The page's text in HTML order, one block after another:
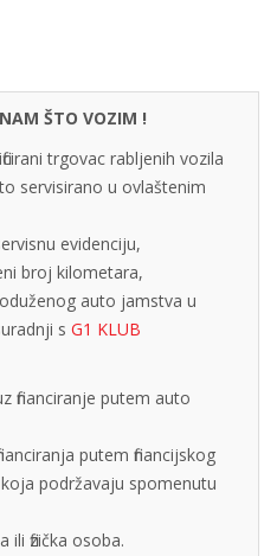
ŠTO VOZIM !
trgovac rabljenih vozila
servisirano u ovlaštenim
evidenciju,
broj kilometara,
auto jamstva u
s G1 KLUB
financiranje putem auto
putem financijskog
podržavaju spomenutu
ili fizička osoba.